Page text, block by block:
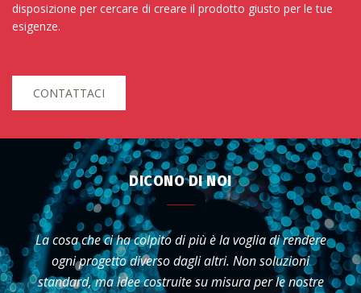
disposizione per cercare di creare il prodotto giusto per le tue
esigenze.
CONTATTACI
DICONO DI NOI
Abbiamo affidato a loro la realizzazione del nostro
eCommerce e siamo rimasti colpiti dalla disponibilità
e dalla capacità di proporre soluzioni originali e mai